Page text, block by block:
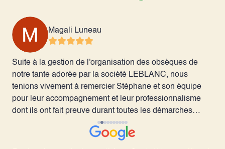
Magali Luneau
Suite à la gestion de l'organisation des obsèques de
notre tante adorée par la société LEBLANC, nous
tenions vivement à remercier Stéphane et son équipe
pour leur accompagnement et leur professionnalisme
dont ils ont fait preuve durant toutes les démarches
avant, pendant et après la cérémonie. En ce moment
difficile nous nous sommes senti guidé et en confiance